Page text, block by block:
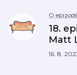
O
18.
Matt
16. 8.